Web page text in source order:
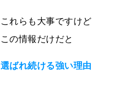
これらも大事ですけど
この情報だけだと
選ばれ続ける強い理由